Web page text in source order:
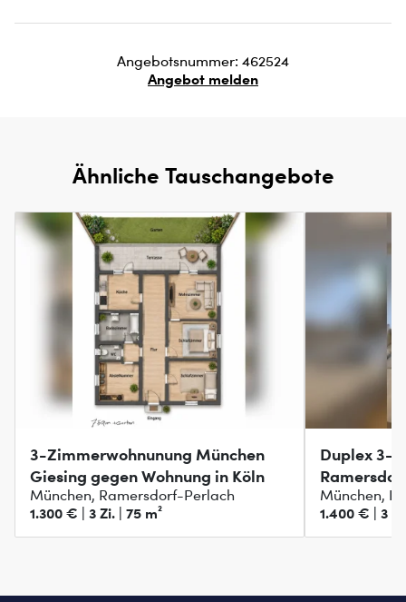
Angebotsnummer: 462524
Angebot melden
Ähnliche Tauschangebote
3-Zimmerwohnunung München
Giesing gegen Wohnung in Köln
München, Ramersdorf-Perlach
1.300 € | 3 Zi. | 75 m²
Duplex 3-
München,
1.400 € | 3